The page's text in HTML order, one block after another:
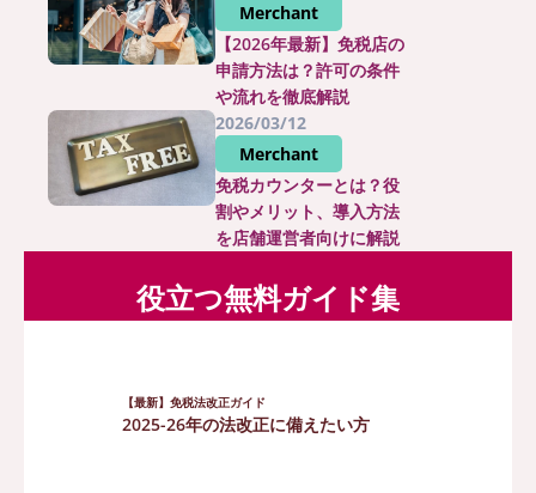
Merchant
【2026年最新】免税店の
申請方法は？許可の条件
や流れを徹底解説
2026/03/12
Merchant
免税カウンターとは？役
割やメリット、導入方法
を店舗運営者向けに解説
役立つ無料ガイド集
【最新】免税法改正ガイド
2025-26年の法改正に備えたい方